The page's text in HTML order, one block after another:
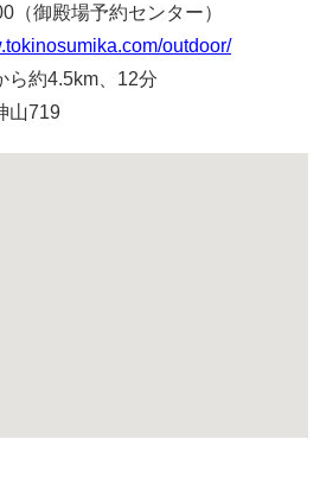
（御殿場予約センター）
outdoor/
ら約4.5km、12分
山719